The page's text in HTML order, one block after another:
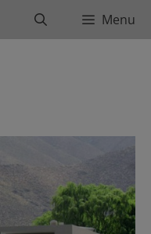
BuscarMenu